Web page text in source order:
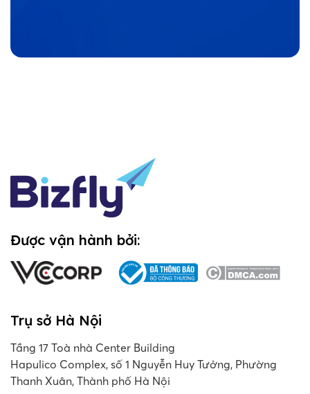
Được vận hành bởi:
Trụ sở Hà Nội
Tầng 17 Toà nhà Center Building
Hapulico Complex, số 1 Nguyễn Huy Tưởng, Phường
Thanh Xuân, Thành phố Hà Nội